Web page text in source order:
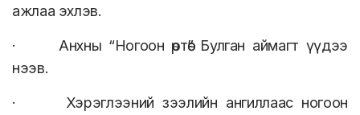
ажлаа эхлэв.
· Анхны “Ногоон өртөө” Булган аймагт үүдээ
нээв.
· Хэрэглээний зээлийн ангиллаас ногоон